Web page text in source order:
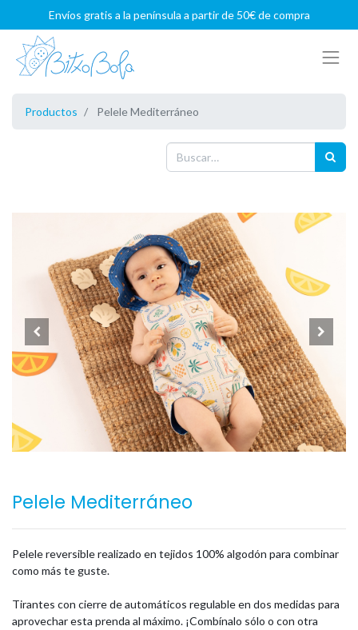
Envíos gratis a la península a partir de 50€ de compra
Productos Pelele Mediterráneo
Pelele Mediterráneo
Pelele reversible realizado en tejidos 100% algodón para combinar
como más te guste.
Tirantes con cierre de automáticos regulable en dos medidas para
aprovechar esta prenda al máximo. ¡Combínalo sólo o con otra